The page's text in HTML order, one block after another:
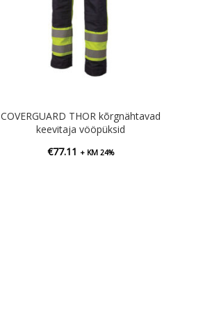
COVERGUARD THOR kõrgnähtavad
keevitaja vööpüksid
€77.11 + KM 24%